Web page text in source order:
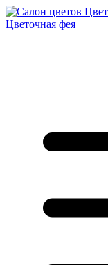
Цветочная фея